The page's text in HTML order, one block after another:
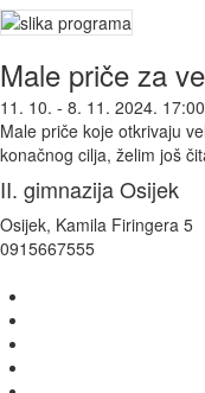
Male priče za
11. 10. - 8. 11. 2024. 17:00
Male priče koje otkrivaju
konačnog cilja, želim još
II. gimnazija Osijek
Osijek, Kamila Firingera 5
0915667555